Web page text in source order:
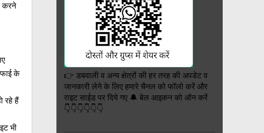
करने
के
रहे हैं
भी
👉 डबवाली व अन्य क्षेत्रों की हर तरह की अपडेट व
जानकारी लेने के लिए हमारे चैनल को फॉलो करें और
राइट साईड पर दिये गए 🔔 बेल आइकन को ऑन करें
👇👇👇👇👇👇